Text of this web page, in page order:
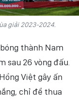
giải 2023-2024.
thành Nam
sau 26 vòng đấu.
Việt gây ấn
chỉ để thua